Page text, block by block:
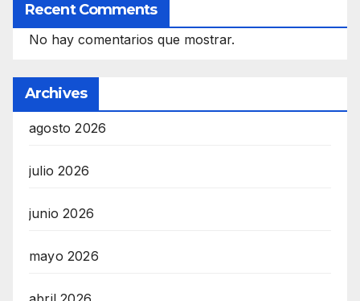
Recent Comments
No hay comentarios que mostrar.
Archives
agosto 2026
julio 2026
junio 2026
mayo 2026